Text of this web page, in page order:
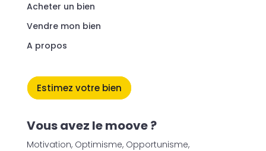
Acheter un bien
Vendre mon bien
A propos
Estimez votre bien
Vous avez le moove ?
Motivation, Optimisme, Opportunisme,